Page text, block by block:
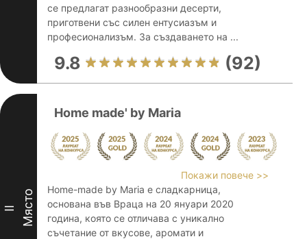
се предлагат разнообразни десерти,
приготвени със силен ентусиазъм и
професионализъм. За създаването на ...
9.8 (92)
II Място
Home made' by Maria
Покажи повече >>
Home-made by Maria е сладкарница,
основана във Враца на 20 януари 2020
година, която се отличава с уникално
съчетание от вкусове, аромати и